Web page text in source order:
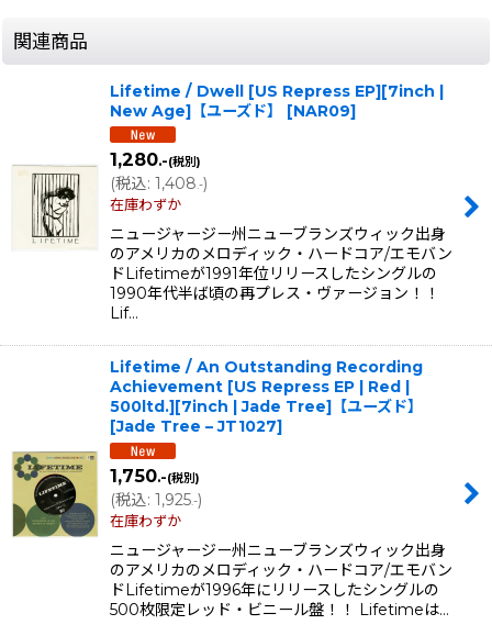
関連商品
Lifetime / Dwell [US Repress EP][7inch |
New Age]【ユーズド】
[NAR09]
1,280.-(税別)
(税込: 1,408.-)
在庫わずか
ニュージャージー州ニューブランズウィック出身
のアメリカのメロディック・ハードコア/エモバン
ドLifetimeが1991年位リリースしたシングルの
1990年代半ば頃の再プレス・ヴァージョン！！
Lif…
Lifetime / An Outstanding Recording
Achievement [US Repress EP | Red |
500ltd.][7inch | Jade Tree]【ユーズド】
[Jade Tree – JT1027]
1,750.-(税別)
(税込: 1,925.-)
在庫わずか
ニュージャージー州ニューブランズウィック出身
のアメリカのメロディック・ハードコア/エモバン
ドLifetimeが1996年にリリースしたシングルの
500枚限定レッド・ビニール盤！！ Lifetimeは…